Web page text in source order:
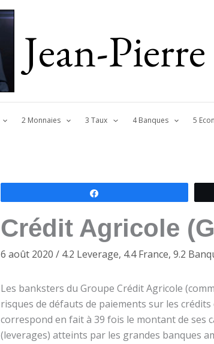
Jean-
2 Monnaies 3 Taux 4 Banques 5
Crédit Agricole
6 août 2020 / 4.2 Leverage, 4.4 France, 9.2
Les banksters du Groupe Crédit Agricole
risques de défauts de paiements sur les
correspond en fait à 39 fois le montant de ses
(leverages) atteints par les grandes banques